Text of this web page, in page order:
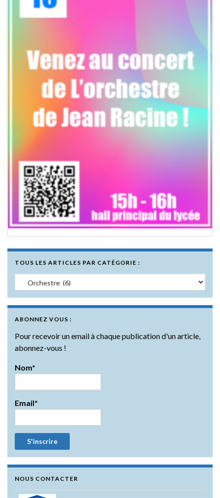
TOUS LES ARTICLES PAR CATÉGORIE :
Tous les articles par catégorie :
ABONNEZ VOUS :
Pour recevoir un email à chaque publication d'un article,
abonnez-vous !
Nom*
Email*
NOUS CONTACTER